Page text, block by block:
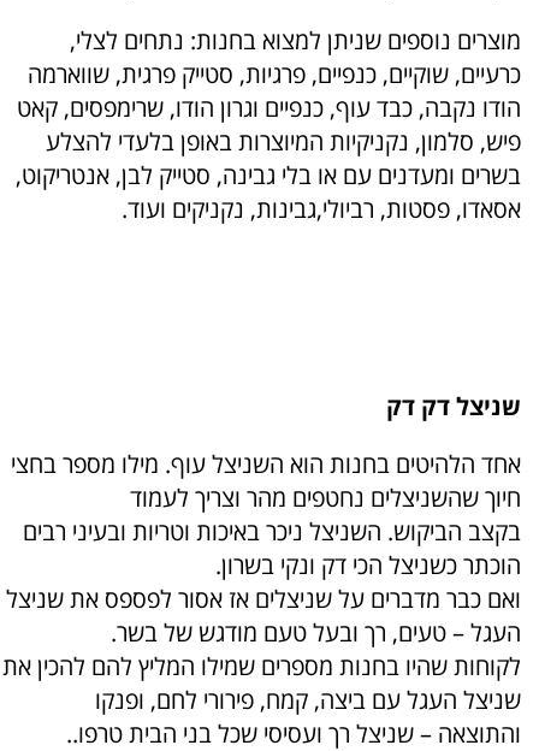
מוצרים נוספים שניתן למצוא בחנות: נתחים לצלי,
כרעיים, שוקיים, כנפיים, פרגיות, סטייק פרגית, שווארמה
הודו נקבה, כבד עוף, כנפיים וגרון הודו, שרימפסים, קאט
פיש, סלמון, נקניקיות המיוצרות באופן בלעדי להצלע
בשרים ומעדנים עם או בלי גבינה, סטייק לבן, אנטריקוט,
אסאדו, פסטות, רביולי,גבינות, נקניקים ועוד.
שניצל דק דק
אחד הלהיטים בחנות הוא השניצל עוף. מילו מספר בחצי
חיוך שהשניצלים נחטפים מהר וצריך לעמוד
בקצב הביקוש. השניצל ניכר באיכות וטריות ובעיני רבים
הוכתר כשניצל הכי דק ונקי בשרון.
ואם כבר מדברים על שניצלים אז אסור לפספס את שניצל
העגל – טעים, רך ובעל טעם מודגש של בשר.
לקוחות שהיו בחנות מספרים שמילו המליץ להם להכין את
שניצל העגל עם ביצה, קמח, פירורי לחם, ופנקו
והתוצאה – שניצל רך ועסיסי שכל בני הבית טרפו..